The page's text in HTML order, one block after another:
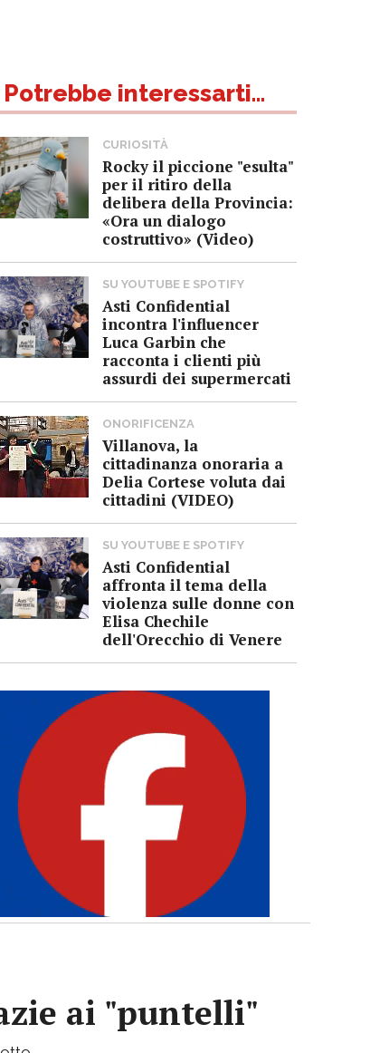
Potrebbe interessarti...
CURIOSITÀ
Rocky il piccione "esulta"
per il ritiro della
delibera della Provincia:
«Ora un dialogo
costruttivo» (Video)
SU YOUTUBE E SPOTIFY
Asti Confidential
incontra l'influencer
Luca Garbin che
racconta i clienti più
assurdi dei supermercati
ONORIFICENZA
Villanova, la
cittadinanza onoraria a
Delia Cortese voluta dai
cittadini (VIDEO)
SU YOUTUBE E SPOTIFY
Asti Confidential
affronta il tema della
violenza sulle donne con
Elisa Chechile
dell'Orecchio di Venere
ai "puntelli"